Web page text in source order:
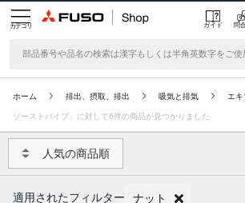
カテゴリ ガイド 問
ホーム 排出、摂取、排出 吸気と排気 エ
ゾーストパイプ」に対して6件の商品が見つかりました
人気の商品順
適用されたフィルター ナット